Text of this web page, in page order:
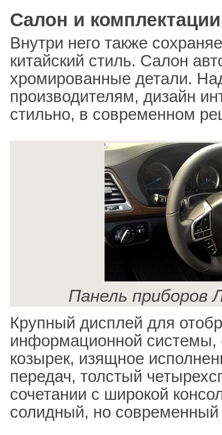
Салон и
Внутри него также
китайский стиль. Салон
хромированные детали.
производителям, дизайн
стильно, в современном
Панель приборов
Крупный дисплей для
информационной
козырек, изящное
передач, толстый
сочетании с широкой
солидный, но современный